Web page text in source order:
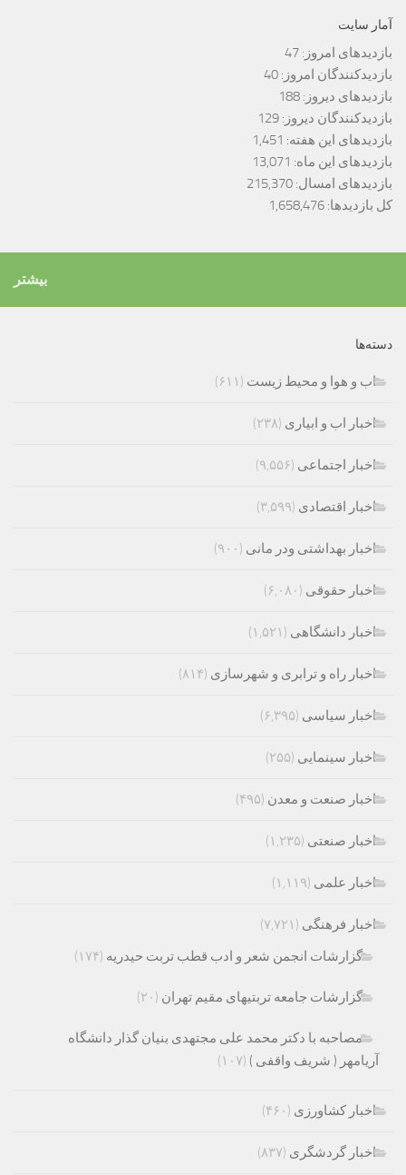
آمار سایت
بازدیدهای امروز: 47
بازدیدکنندگان امروز: 40
بازدیدهای دیروز: 188
بازدیدکنندگان دیروز: 129
بازدیدهای این هفته: 1,451
بازدیدهای این ماه: 13,071
بازدیدهای امسال: 215,370
کل بازدیدها: 1,658,476
بیشتر
دسته‌ها
اب و هوا و محیط زیست (۶۱۱)
اخبار اب و ابیاری (۲۳۸)
اخبار اجتماعی (۹,۵۵۶)
اخبار اقتصادی (۳,۵۹۹)
اخبار بهداشتی ودر مانی (۹۰۰)
اخبار حقوقی (۶,۰۸۰)
اخبار دانشگاهی (۱,۵۲۱)
اخبار راه و ترابری و شهرسازی (۸۱۴)
اخبار سیاسی (۶,۳۹۵)
اخبار سینمایی (۲۵۵)
اخبار صنعت و معدن (۴۹۵)
اخبار صنعتی (۱,۲۳۵)
اخبار علمی (۱,۱۱۹)
اخبار فرهنگی (۷,۷۲۱)
گزارشات انجمن شعر و ادب قطب تربت حیدریه (۱۷۴)
گزارشات جامعه تربتیهای مقیم تهران (۲۰)
مصاحبه با دکتر محمد علی مجتهدی بنیان گذار دانشگاه
آریامهر ( شریف واقفی ) (۱۰۷)
اخبار کشاورزی (۴۶۰)
اخبار گردشگری (۸۳۷)